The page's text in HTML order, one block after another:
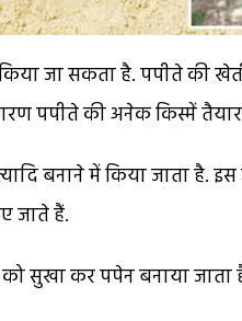
जा सकता है. पपीते की
पपीते की अनेक किस्में
बनाने में किया जाता है.
जाते हैं.
सुखा कर पपेन बनाया जाता